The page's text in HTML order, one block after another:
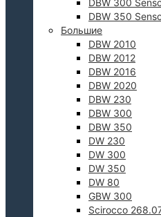
DBW 300
DBW 350
Большие
DBW 2010
DBW 2012
DBW 2016
DBW 2020
DBW 230
DBW 300
DBW 350
DW 230
DW 300
DW 350
DW 80
GBW 300
Scirocco